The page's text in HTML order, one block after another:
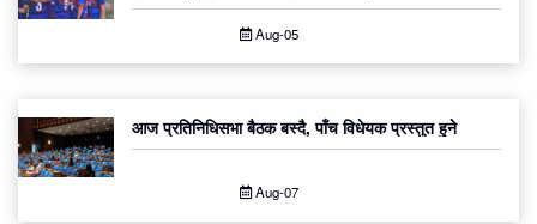
Aug-05
आज प्रतिनिधिसभा बैठक बस्दै, पाँच विधेयक प्रस्तुत हुने
Aug-07